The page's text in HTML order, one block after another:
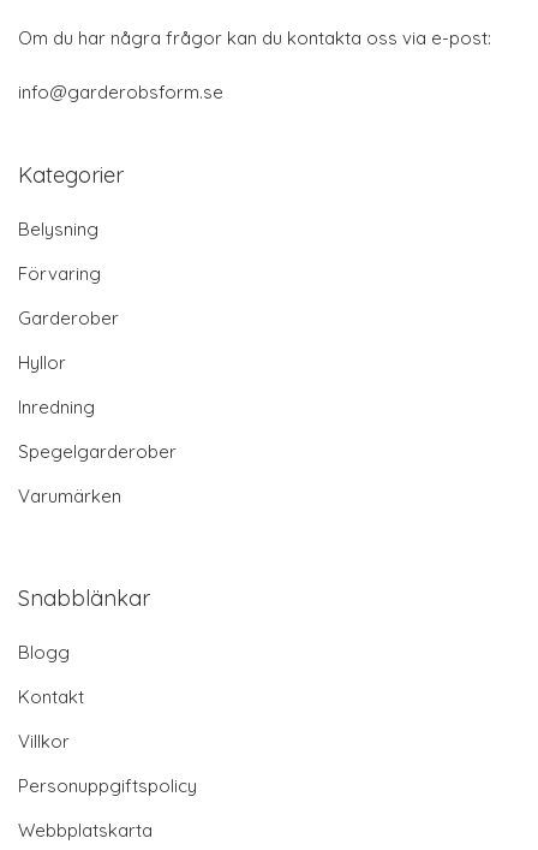
Om du har några frågor kan du kontakta oss via e-post:
info@garderobsform.se
Kategorier
Belysning
Förvaring
Garderober
Hyllor
Inredning
Spegelgarderober
Varumärken
Snabblänkar
Blogg
Kontakt
Villkor
Personuppgiftspolicy
Webbplatskarta